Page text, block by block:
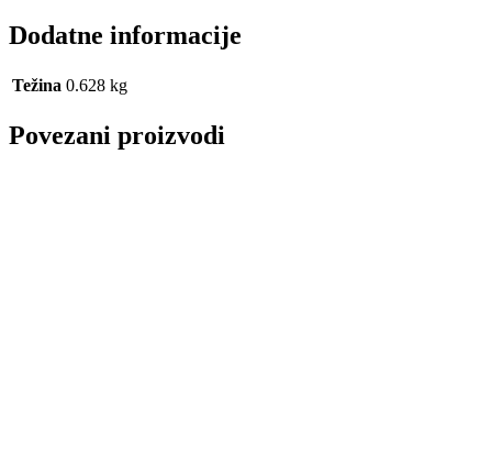
Dodatne informacije
Težina 0.628 kg
Povezani proizvodi